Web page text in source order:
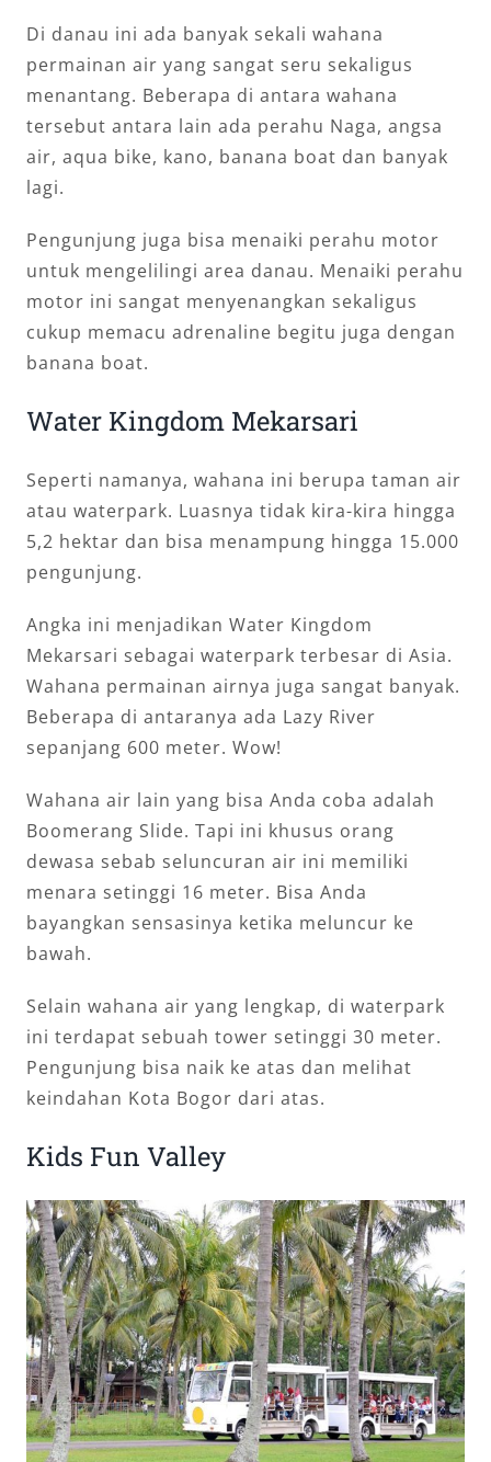
Di danau ini ada banyak sekali wahana
permainan air yang sangat seru sekaligus
menantang. Beberapa di antara wahana
tersebut antara lain ada perahu Naga, angsa
air, aqua bike, kano, banana boat dan banyak
lagi.
Pengunjung juga bisa menaiki perahu motor
untuk mengelilingi area danau. Menaiki perahu
motor ini sangat menyenangkan sekaligus
cukup memacu adrenaline begitu juga dengan
banana boat.
Water Kingdom Mekarsari
Seperti namanya, wahana ini berupa taman air
atau waterpark. Luasnya tidak kira-kira hingga
5,2 hektar dan bisa menampung hingga 15.000
pengunjung.
Angka ini menjadikan Water Kingdom
Mekarsari sebagai waterpark terbesar di Asia.
Wahana permainan airnya juga sangat banyak.
Beberapa di antaranya ada Lazy River
sepanjang 600 meter. Wow!
Wahana air lain yang bisa Anda coba adalah
Boomerang Slide. Tapi ini khusus orang
dewasa sebab seluncuran air ini memiliki
menara setinggi 16 meter. Bisa Anda
bayangkan sensasinya ketika meluncur ke
bawah.
Selain wahana air yang lengkap, di waterpark
ini terdapat sebuah tower setinggi 30 meter.
Pengunjung bisa naik ke atas dan melihat
keindahan Kota Bogor dari atas.
Kids Fun Valley